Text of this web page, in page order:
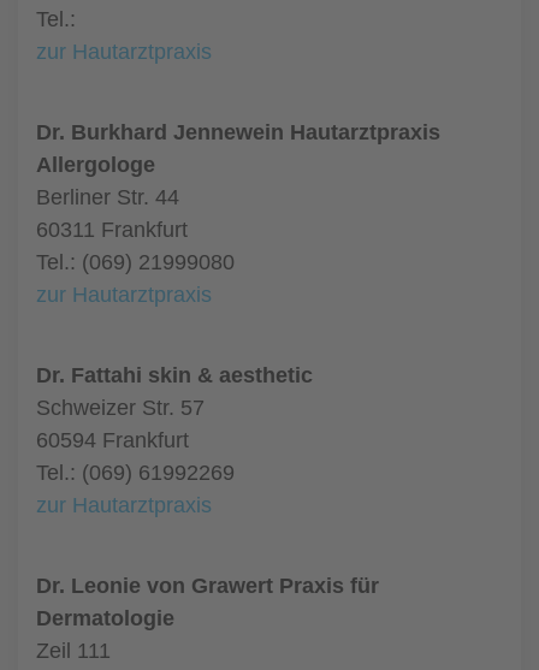
Tel.:
zur Hautarztpraxis
Dr. Burkhard Jennewein Hautarztpraxis
Allergologe
Berliner Str. 44
60311 Frankfurt
Tel.: (069) 21999080
zur Hautarztpraxis
Dr. Fattahi skin & aesthetic
Schweizer Str. 57
60594 Frankfurt
Tel.: (069) 61992269
zur Hautarztpraxis
Dr. Leonie von Grawert Praxis für
Dermatologie
Zeil 111